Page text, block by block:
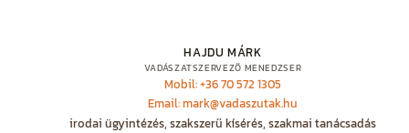
HAJDU MÁRK
VADÁSZATSZERVEZŐ MENEDZSER
Mobil: +36 70 572 1305
Email: mark@vadaszutak.hu
irodai ügyintézés, szakszerű kísérés, szakmai tanácsadás